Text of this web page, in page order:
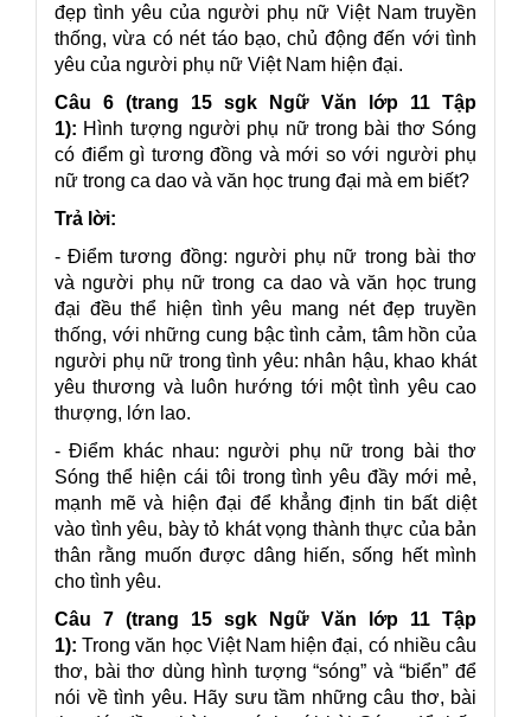
đẹp tình yêu của người phụ nữ Việt Nam truyền
thống, vừa có nét táo bạo, chủ động đến với tình
yêu của người phụ nữ Việt Nam hiện đại.
Câu 6 (trang 15 sgk Ngữ Văn lớp 11 Tập
1): Hình tượng người phụ nữ trong bài thơ Sóng
có điểm gì tương đồng và mới so với người phụ
nữ trong ca dao và văn học trung đại mà em biết?
Trả lời:
- Điểm tương đồng: người phụ nữ trong bài thơ
và người phụ nữ trong ca dao và văn học trung
đại đều thể hiện tình yêu mang nét đẹp truyền
thống, với những cung bậc tình cảm, tâm hồn của
người phụ nữ trong tình yêu: nhân hậu, khao khát
yêu thương và luôn hướng tới một tình yêu cao
thượng, lớn lao.
- Điểm khác nhau: người phụ nữ trong bài thơ
Sóng thể hiện cái tôi trong tình yêu đầy mới mẻ,
mạnh mẽ và hiện đại để khẳng định tin bất diệt
vào tình yêu, bày tỏ khát vọng thành thực của bản
thân rằng muốn được dâng hiến, sống hết mình
cho tình yêu.
Câu 7 (trang 15 sgk Ngữ Văn lớp 11 Tập
1):Trong văn học Việt Nam hiện đại, có nhiều câu
thơ, bài thơ dùng hình tượng “sóng” và “biển” để
nói về tình yêu. Hãy sưu tầm những câu thơ, bài